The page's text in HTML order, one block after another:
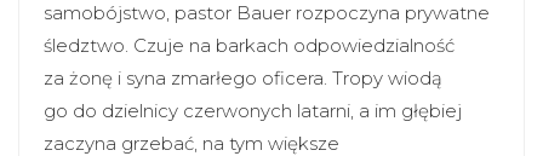
samobójstwo, pastor Bauer rozpoczyna prywatne
śledztwo. Czuje na barkach odpowiedzialność
za żonę i syna zmarłego oficera. Tropy wiodą
go do dzielnicy czerwonych latarni, a im głębiej
zaczyna grzebać, na tym większe